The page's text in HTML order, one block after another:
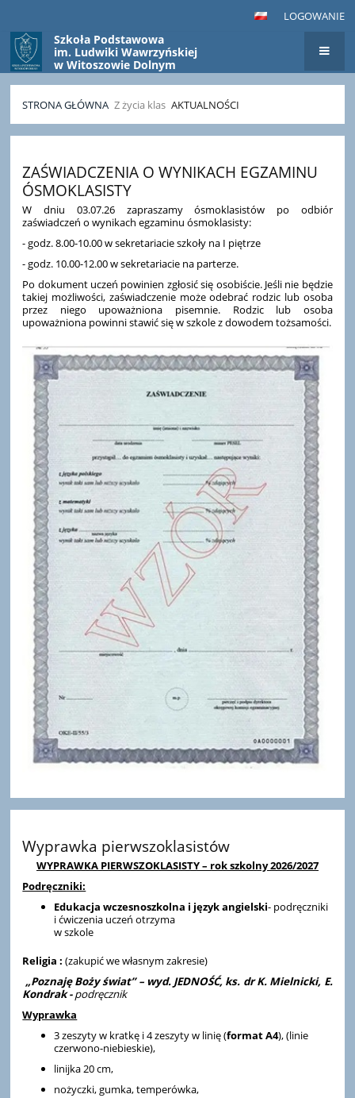
LOGOWANIE
Szkoła Podstawowa
im. Ludwiki Wawrzyńskiej
w Witoszowie Dolnym
STRONA GŁÓWNA Z życia klas AKTUALNOŚCI
ZAŚWIADCZENIA O WYNIKACH EGZAMINU
ÓSMOKLASISTY
W dniu 03.07.26 zapraszamy ósmoklasistów po odbiór
zaświadczeń o wynikach egzaminu ósmoklasisty:
- godz. 8.00-10.00 w sekretariacie szkoły na I piętrze
- ⁠godz. 10.00-12.00 w sekretariacie na parterze.
Po dokument uczeń powinien zgłosić się osobiście. Jeśli nie będzie
takiej możliwości, zaświadczenie może odebrać rodzic lub osoba
przez niego upoważniona pisemnie. Rodzic lub osoba
upoważniona powinni stawić się w szkole z dowodem tożsamości.
Wyprawka pierwszoklasistów
WYPRAWKA PIERWSZOKLASISTY – rok szkolny 2026/2027
Podręczniki:
Edukacja wczesnoszkolna i język angielski- podręczniki
i ćwiczenia uczeń otrzyma
w szkole
Religia :(zakupić we własnym zakresie)
„Poznaję Boży świat” – wyd. JEDNOŚĆ, ks. dr K. Mielnicki, E.
Kondrak -podręcznik
Wyprawka
3 zeszyty w kratkę i 4 zeszyty w linię (format A4), (linie
czerwono-niebieskie),
linijka 20 cm,
nożyczki, gumka, temperówka,